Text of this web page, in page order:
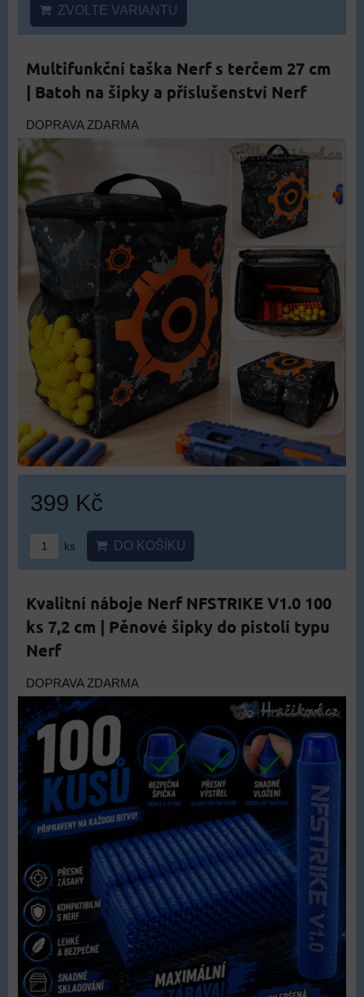
ZVOLTE VARIANTU
Multifunkční taška Nerf s terčem 27 cm
| Batoh na šipky a příslušenství Nerf
DOPRAVA ZDARMA
399 Kč
ks DO KOŠÍKU
Kvalitní náboje Nerf NFSTRIKE V1.0 100
ks 7,2 cm | Pěnové šipky do pistolí typu
Nerf
DOPRAVA ZDARMA